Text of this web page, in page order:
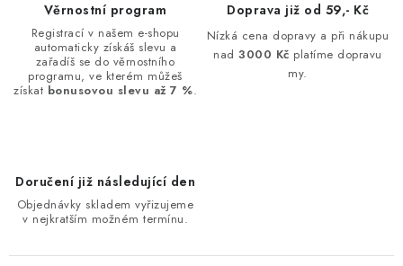
Věrnostní program
Registrací v našem e-shopu
automaticky získáš slevu a
zařadíš se do věrnostního
programu, ve kterém můžeš
získat bonusovou slevu až 7 %.
Doprava již od 59,- Kč
Nízká cena dopravy a při nákupu
nad3000 Kč platíme dopravu
my.
Doručení již následující den
Objednávky skladem vyřizujeme
v nejkratším možném termínu.